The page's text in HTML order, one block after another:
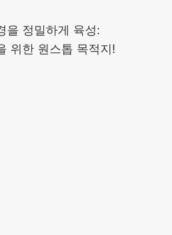
을 정밀하게 육성:
위한 원스톱 목적지!